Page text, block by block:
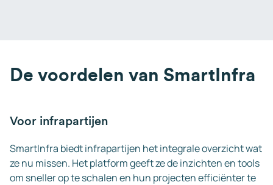
De voordelen van SmartInfra
Voor infrapartijen
SmartInfra biedt infrapartijen het integrale overzicht wat
ze nu missen. Het platform geeft ze de inzichten en tools
om sneller op te schalen en hun projecten efficiënter te